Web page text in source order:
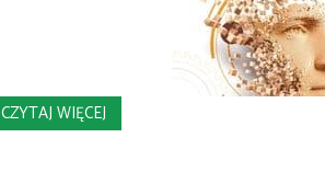
CZYTAJ WIĘCEJ